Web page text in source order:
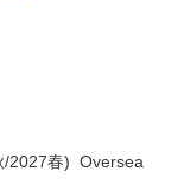
/2027春) Oversea